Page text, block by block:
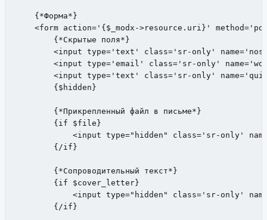
    {*Форма*}
<form action='{$_modx->resource.uri}'
        {*Скрытые поля*}
<input type='text' class='sr-only'
<input type='email' class='sr-only'
<input type='text' class='sr-only'
        {$hidden}
        {*Прикрепленный файл в письме*}
        {if $file}
<input type="hidden" class='sr-only'
        {/if}
        {*Сопроводительный текст*}
        {if $cover_letter}
<input type="hidden" class='sr-only'
        {/if}